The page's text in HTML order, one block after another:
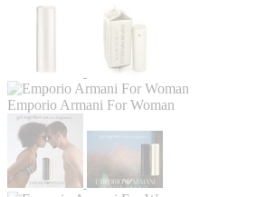
Emporio Armani For Woman